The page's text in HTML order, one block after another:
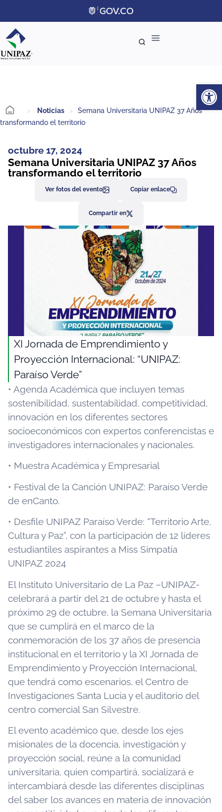
> Noticias >
Semana Universitaria UNIPAZ 37 Años
transformando el territorio
octubre 17, 2024
Semana Universitaria UNIPAZ 37 Años
transformando el territorio
Ver fotos del evento Copiar enlace
Compartir en
XI Jornada de Emprendimiento y
Proyección Internacional: “UNIPAZ:
Paraíso Verde”
• Agenda Académica que incluyen temas
sostenibilidad, sustentabilidad, competitividad,
innovación en los diferentes sectores
socioeconómicos con expertos conferencistas e
investigadores internacionales y nacionales.
• Muestra Académica y Empresarial
• Festival de la Canción UNIPAZ: Paraíso Verde
de enCanto.
• Desfile UNIPAZ Paraíso Verde: “Territorio Arte,
Cultura y Paz”, con la participación de 12 líderes
estudiantiles aspirantes a Miss Simpatía
UNIPAZ 2024
El Instituto Universitario de La Paz –UNIPAZ-
celebrará a partir del 21 de octubre y hasta el
próximo 29 de octubre, la Semana Universitaria
que se cumplirá en el marco de la
conmemoración de los 37 años de presencia
institucional en el territorio y la XI Jornada de
Emprendimiento y Proyección Internacional,
que tendrá como escenarios, el Centro de
Investigaciones Santa Lucía y el auditorio del
centro comercial San Silvestre.
El evento académico que, desde los ejes
misionales de la docencia, investigación y
proyección social, reúne a la comunidad
universitaria, quien compartirá, socializará e
intercambiará desde las diferentes disciplinas
del saber los avances en materia de innovación